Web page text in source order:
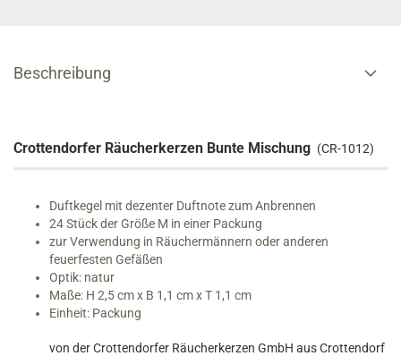
Beschreibung
Crottendorfer Räucherkerzen Bunte Mischung (CR-1012)
Duftkegel mit dezenter Duftnote zum Anbrennen
24 Stück der Größe M in einer Packung
zur Verwendung in Räuchermännern oder anderen
feuerfesten Gefäßen
Optik: natur
Maße: H 2,5 cm x B 1,1 cm x T 1,1 cm
Einheit: Packung
von der Crottendorfer Räucherkerzen GmbH aus Crottendorf